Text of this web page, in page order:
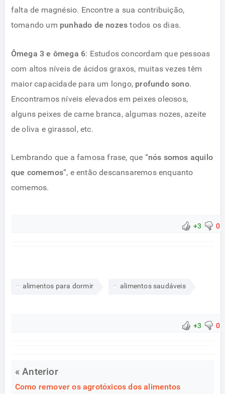
falta de magnésio. Encontre a sua contribuição,
tomando um punhado de nozes todos os dias.
Ômega 3 e ômega 6: Estudos concordam que pessoas
com altos níveis de ácidos graxos, muitas vezes têm
maior capacidade para um longo, profundo sono.
Encontramos níveis elevados em peixes oleosos,
alguns peixes de carne branca, algumas nozes, azeite
de oliva e girassol, etc.
Lembrando que a famosa frase, que “nós somos aquilo
que comemos“, e então descansaremos enquanto
comemos.
+3 0
alimentos para dormir alimentos saudáveis
+3 0
« Anterior
Como remover os agrotóxicos dos alimentos